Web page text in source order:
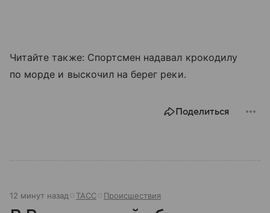
Читайте также: Спортсмен надавал крокодилу
по морде и выскочил на берег реки.
Поделиться
12 минут назад ТАСС Происшествия